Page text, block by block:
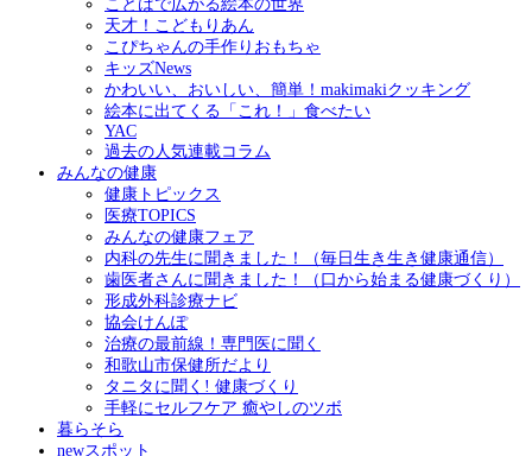
ことばで広がる絵本の世界
天才！こどもりあん
こぴちゃんの手作りおもちゃ
キッズNews
かわいい、おいしい、簡単！makimakiクッキング
絵本に出てくる「これ！」食べたい
YAC
過去の人気連載コラム
みんなの健康
健康トピックス
医療TOPICS
みんなの健康フェア
内科の先生に聞きました！（毎日生き生き健康通信）
歯医者さんに聞きました！（口から始まる健康づくり）
形成外科診療ナビ
協会けんぽ
治療の最前線！専門医に聞く
和歌山市保健所だより
タニタに聞く! 健康づくり
手軽にセルフケア 癒やしのツボ
暮らそら
newスポット